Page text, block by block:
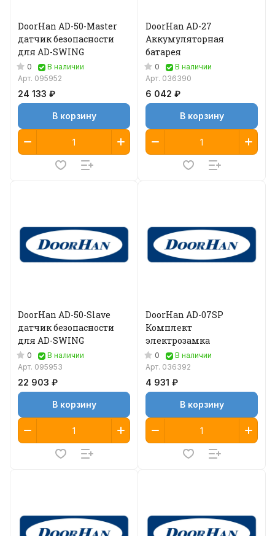
DoorHan AD-50-Master
датчик безопасности
для AD-SWING
0
В наличии
Арт. 095952
24 133 ₽
В корзину
DoorHan AD-27
Аккумуляторная
батарея
0
В наличии
Арт. 036390
6 042 ₽
В корзину
DoorHan AD-50-Slave
датчик безопасности
для AD-SWING
0
В наличии
Арт. 095953
22 903 ₽
В корзину
DoorHan AD-07SP
Комплект
электрозамка
0
В наличии
Арт. 036392
4 931 ₽
В корзину